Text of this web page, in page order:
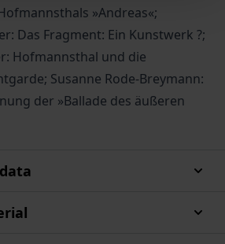
»Andreas«;
Das Fragment: Ein Kunstwerk ?;
Hofmannsthal und die
Susanne Rode-Breymann:
der »Ballade des äußeren